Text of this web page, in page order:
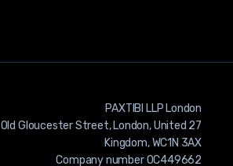
27 Old Gloucester Street, London, United
Company number OC449662